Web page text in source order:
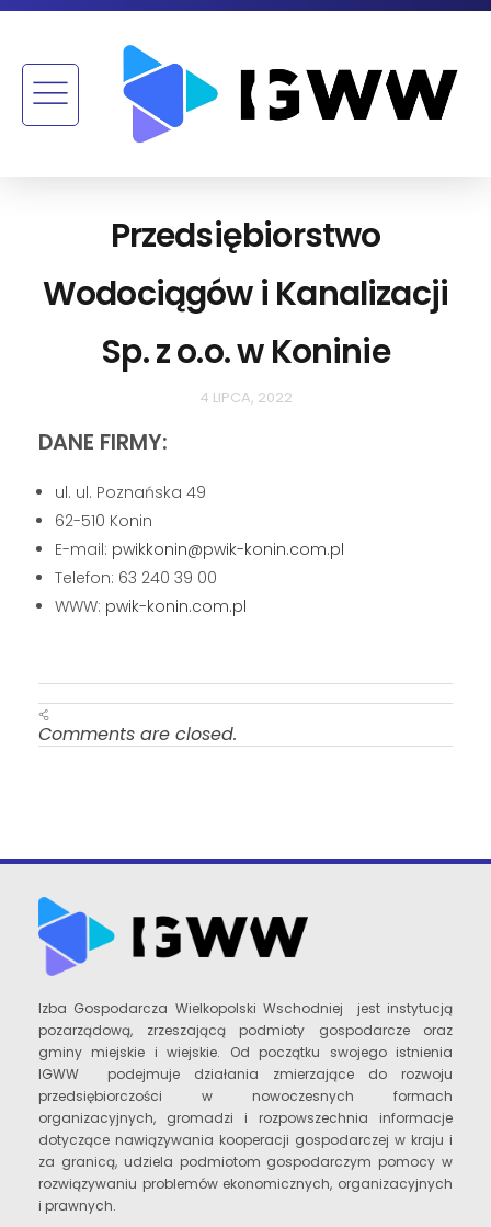
Przedsiębiorstwo
Wodociągów i Kanalizacji
Sp. z o.o. w Koninie
4 LIPCA, 2022
DANE FIRMY:
ul. ul. Poznańska 49
62-510 Konin
E-mail: pwikkonin@pwik-konin.com.pl
Telefon: 63 240 39 00
WWW: pwik-konin.com.pl
Comments are closed.
Izba Gospodarcza Wielkopolski Wschodniej jest instytucją
pozarządową, zrzeszającą podmioty gospodarcze oraz
gminy miejskie i wiejskie. Od początku swojego istnienia
IGWW podejmuje działania zmierzające do rozwoju
przedsiębiorczości w nowoczesnych formach
organizacyjnych, gromadzi i rozpowszechnia informacje
dotyczące nawiązywania kooperacji gospodarczej w kraju i
za granicą, udziela podmiotom gospodarczym pomocy w
rozwiązywaniu problemów ekonomicznych, organizacyjnych
i prawnych.